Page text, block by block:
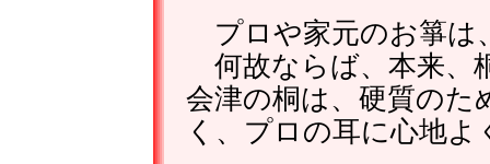
プロや家元のお箏は
何故ならば、本来、
会津の桐は、硬質のた
く、プロの耳に心地